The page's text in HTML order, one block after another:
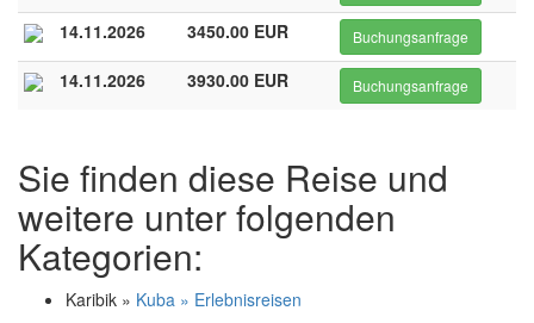
14.11.2026 3450.00 EUR Buchungsanfrage
14.11.2026 3930.00 EUR Buchungsanfrage
Sie finden diese Reise und
weitere unter folgenden
Kategorien:
Karibik » Kuba » Erlebnisreisen